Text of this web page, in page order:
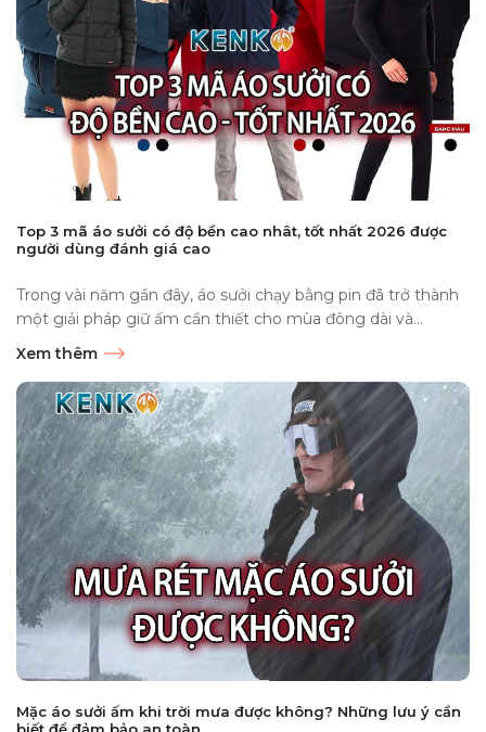
Top 3 mã áo sưởi có độ bền cao nhât, tốt nhất 2026 được
người dùng đánh giá cao
Trong vài năm gần đây, áo sưởi chạy bằng pin đã trở thành
một giải pháp giữ ấm cần thiết cho mùa đông dài và...
Xem thêm
Mặc áo sưởi ấm khi trời mưa được không? Những lưu ý cần
biết để đảm bảo an toàn